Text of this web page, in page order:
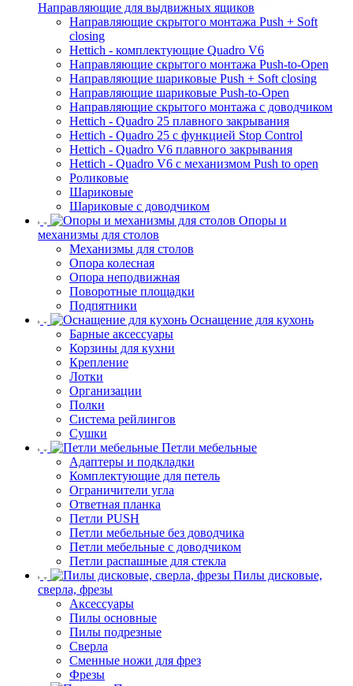
Направляющие для выдвижных ящиков
Направляющие скрытого монтажа Push + Soft
closing
Hettich - комплектующие Quadro V6
Направляющие скрытого монтажа Push-to-Open
Направляющие шариковые Push + Soft closing
Направляющие шариковые Push-to-Open
Направляющие скрытого монтажа с доводчиком
Hettich - Quadro 25 плавного закрывания
Hettich - Quadro 25 с функцией Stop Control
Hettich - Quadro V6 плавного закрывания
Hettich - Quadro V6 с механизмом Push to open
Роликовые
Шариковые
Шариковые с доводчиком
Опоры и
механизмы для столов
Механизмы для столов
Опора колесная
Опора неподвижная
Поворотные площадки
Подпятники
Оснащение для кухонь
Барные аксессуары
Корзины для кухни
Крепление
Лотки
Организации
Полки
Система рейлингов
Сушки
Петли мебельные
Адаптеры и подкладки
Комплектующие для петель
Ограничители угла
Ответная планка
Петли PUSH
Петли мебельные без доводчика
Петли мебельные с доводчиком
Петли распашные для стекла
Пилы дисковые,
сверла, фрезы
Аксессуары
Пилы основные
Пилы подрезные
Сверла
Сменные ножи для фрез
Фрезы